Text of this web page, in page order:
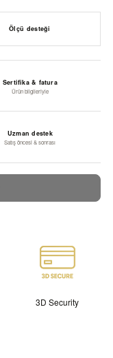
Ölçü desteği
Sertifika & fatura
Ürün bilgileriyle
Uzman destek
Satış öncesi & sonrası
3D Security